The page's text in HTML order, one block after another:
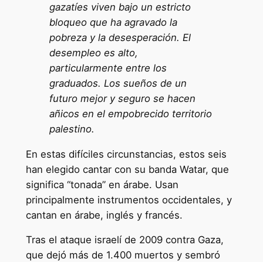
gazatíes viven bajo un estricto
bloqueo que ha agravado la
pobreza y la desesperación. El
desempleo es alto,
particularmente entre los
graduados. Los sueños de un
futuro mejor y seguro se hacen
añicos en el empobrecido territorio
palestino.
En estas difíciles circunstancias, estos seis
han elegido cantar con su banda Watar, que
significa “tonada” en árabe. Usan
principalmente instrumentos occidentales, y
cantan en árabe, inglés y francés.
Tras el ataque israelí de 2009 contra Gaza,
que dejó más de 1.400 muertos y sembró